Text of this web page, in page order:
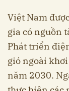
Việt Nam
gia có nguồn
Phát triển
gió ngoài
năm 2030.